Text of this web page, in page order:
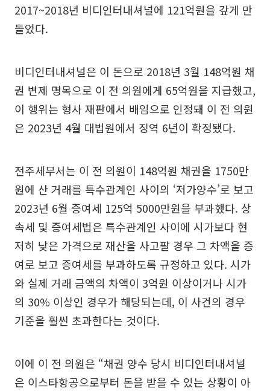
2017~2018년 비디인터내셔널에 121억원을 갚게 만
들었다.
비디인터내셔널은 이 돈으로 2018년 3월 148억원 채
권 변제 명목으로 이 전 의원에게 65억원을 지급했고,
이 행위는 형사 재판에서 배임으로 인정돼 이 전 의원
은 2023년 4월 대법원에서 징역 6년이 확정됐다.
전주세무서는 이 전 의원이 148억원 채권을 1750만
원에 산 거래를 특수관계인 사이의 ‘저가양수’로 보고
2023년 6월 증여세 125억 5000만원을 부과했다. 상
속세 및 증여세법은 특수관계인 사이에 시가보다 현
저히 낮은 가격으로 재산을 사고팔 경우 그 차액을 증
여로 보고 증여세를 부과하도록 규정하고 있다. 시가
와 실제 거래 금액의 차액이 3억원 이상이거나 시가
의 30% 이상인 경우가 해당되는데, 이 사건의 경우
기준을 훨씬 초과한다는 것이다.
이에 이 전 의원은 “채권 양수 당시 비디인터내셔널
은 이스타항공으로부터 돈을 받을 수 있는 상황이 아